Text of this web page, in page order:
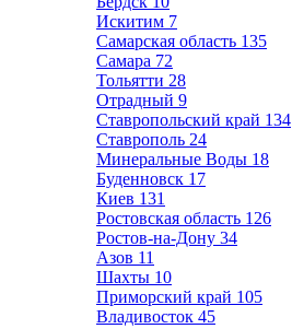
Искитим 7
Самарская область 135
Самара 72
Тольятти 28
Отрадный 9
Ставропольский край 134
Ставрополь 24
Минеральные Воды 18
Буденновск 17
Киев 131
Ростовская область 126
Ростов-на-Дону 34
Азов 11
Шахты 10
Приморский край 105
Владивосток 45